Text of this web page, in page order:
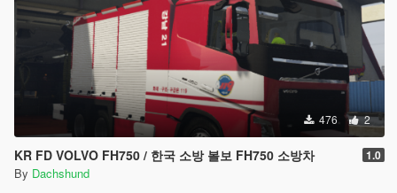
476 2
KR FD VOLVO FH750 / 한국 소방 볼보 FH750 소방차 1.0
By Dachshund